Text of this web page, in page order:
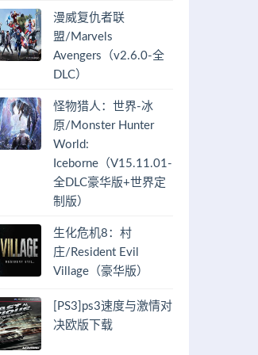
漫威复仇者联
盟/Marvels
Avengers（v2.6.0-全
DLC）
怪物猎人：世界-冰
原/Monster Hunter
World:
Iceborne（V15.11.01-
全DLC豪华版+世界定
制版）
生化危机8：村
庄/Resident Evil
Village（豪华版）
[PS3]ps3速度与激情对
决欧版下载